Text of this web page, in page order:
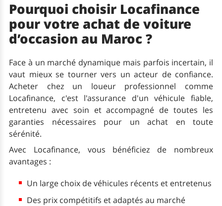
Pourquoi choisir Locafinance
pour votre achat de voiture
d’occasion au Maroc ?
Face à un marché dynamique mais parfois incertain, il
vaut mieux se tourner vers un acteur de confiance.
Acheter chez un loueur professionnel comme
Locafinance, c'est l'assurance d'un véhicule fiable,
entretenu avec soin et accompagné de toutes les
garanties nécessaires pour un achat en toute
sérénité.
Avec Locafinance, vous bénéficiez de nombreux
avantages :
Un large choix de véhicules récents et entretenus
Des prix compétitifs et adaptés au marché